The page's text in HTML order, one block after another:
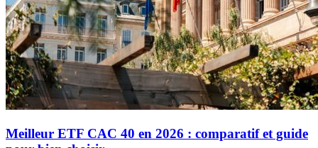
Meilleur ETF CAC 40 en 2026 : comparatif et guide